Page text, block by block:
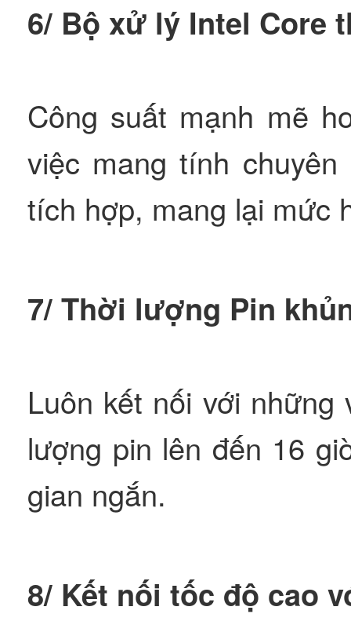
6/ Bộ xử lý Intel Core
Công suất mạnh mẽ
việc mang tính
tích hợp, mang lại mức
7/ Thời lượng Pin
Luôn kết nối với
lượng pin lên đến 16
gian ngắn.
8/ Kết nối tốc độ cao